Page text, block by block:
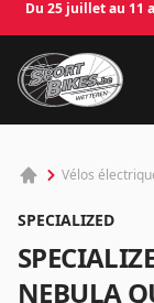
Du 25 juillet au 11
Vélos
SPECIALIZED
NEBULA